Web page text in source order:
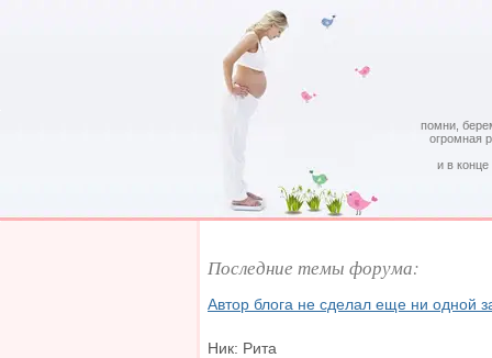
помни,
огромная
и в
Последние темы форума:
Автор блога не сделал еще ни одной
Ник: Рита